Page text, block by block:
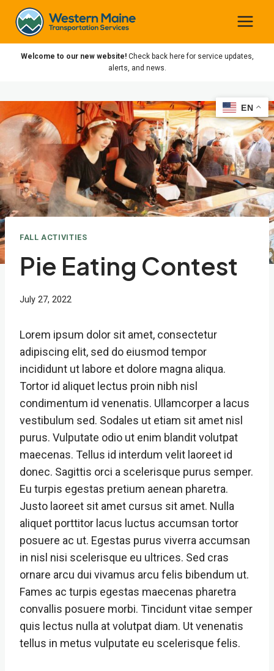
content
Welcome to our new website!Check back here for service updates,
alerts, and news.
EN
FALL ACTIVITIES
Pie Eating Contest
July 27, 2022
Lorem ipsum dolor sit amet, consectetur
adipiscing elit, sed do eiusmod tempor
incididunt ut labore et dolore magna aliqua.
Tortor id aliquet lectus proin nibh nisl
condimentum id venenatis. Ullamcorper a lacus
vestibulum sed. Sodales ut etiam sit amet nisl
purus. Vulputate odio ut enim blandit volutpat
maecenas. Tellus id interdum velit laoreet id
donec. Sagittis orci a scelerisque purus semper.
Eu turpis egestas pretium aenean pharetra.
Justo laoreet sit amet cursus sit amet. Nulla
aliquet porttitor lacus luctus accumsan tortor
posuere ac ut. Egestas purus viverra accumsan
in nisl nisi scelerisque eu ultrices. Sed cras
ornare arcu dui vivamus arcu felis bibendum ut.
Fames ac turpis egestas maecenas pharetra
convallis posuere morbi. Tincidunt vitae semper
quis lectus nulla at volutpat diam. Ut venenatis
tellus in metus vulputate eu scelerisque felis.
EN